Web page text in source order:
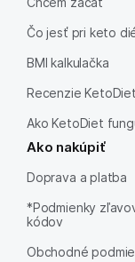
Čo jesť pri keto
BMI kalkulačka
Recenzie KetoDiet
Ako KetoDiet
Ako nakúpiť
Doprava a platba
*Podmienky
kódov
Obchodné